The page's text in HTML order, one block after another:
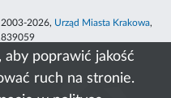
poprawić jakość
ruch na stronie.
2026, Urząd Miasta Krakowa,